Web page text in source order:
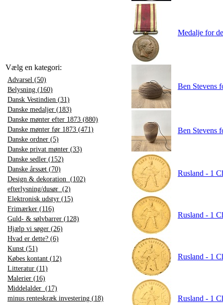
Vælg en kategori:
Advarsel (50)
Belysning (160)
Dansk Vestindien (31)
Danske medaljer (183)
Danske mønter efter 1873 (880)
Danske mønter før 1873 (471)
Danske ordner (5)
Danske privat mønter (33)
Danske sedler (152)
Danske årssæt (70)
Design & dekoration (102)
efterlysning/dusør (2)
Elektronisk udstyr (15)
Frimærker (116)
Guld- & sølvbarrer (128)
Hjælp vi søger (26)
Hvad er dette? (6)
Kunst (51)
Købes kontant (12)
Litteratur (11)
Malerier (16)
Middelalder (17)
minus renteskræk investering (18)
Medalje for
Ben Stevens
Ben Stevens
Rusland - 1
Rusland - 1
Rusland - 1
Rusland - 1